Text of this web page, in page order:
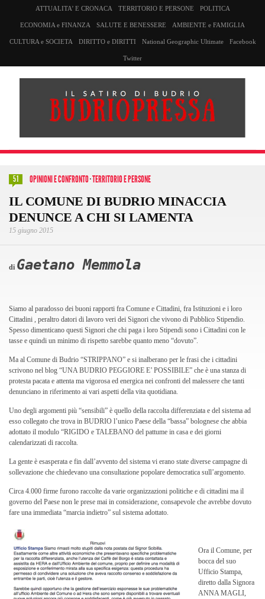
ATTUALITA’ E CRONACA TERRITORIO E PERSONE POLITICA
ECONOMIA e FINANZA SALUTE E BENESSERE AMBIENTE e FAMIGLIA
CULTURA e SOCIETA DIRITTO e DIRITTI National Geographic Ultimate Facebook
Twitter
51 OPINIONI E CONFRONTO·TERRITORIO E PERSONE
IL COMUNE DI BUDRIO MINACCIA
DENUNCE A CHI SI LAMENTA
15 giugno 2015
di Gaetano Memmola
Siamo al paradosso dei buoni rapporti fra Comune e Cittadini, fra Istituzioni e i loro
Cittadini , peraltro datori di lavoro veri dei Signori che vivono di Pubblico Stipendio.
Spesso dimenticano questi Signori che chi paga i loro Stipendi sono i Cittadini con le
tasse e quindi un minimo di rispetto sarebbe quanto meno “dovuto”.
Ma al Comune di Budrio “STRIPPANO” e si inalberano per le frasi che i cittadini
scrivono nel blog “UNA BUDRIO PEGGIORE E’ POSSIBILE” che è una stanza di
protesta pacata e attenta ma vigorosa ed energica nei confronti del malessere che tanti
denunciano in riferimento ai vari aspetti della vita quotidiana.
Uno degli argomenti più “sensibili” è quello della raccolta differenziata e del sistema ad
esso collegato che trova in BUDRIO l’unico Paese della “bassa” bolognese che abbia
adottato il modulo “RIGIDO e TALEBANO del pattume in casa e dei giorni
calendarizzati di raccolta.
La gente è esasperata e fin dall’avvento del sistema vi erano state diverse campagne di
sollevazione che chiedevano una consultazione popolare democratica sull’argomento.
Circa 4.000 firme furono raccolte da varie organizzazioni politiche e di cittadini ma il
governo del Paese non le prese mai in considerazione, consapevole che avrebbe dovuto
fare una immediata “marcia indietro” sul sistema adottato.
Ora il Comune, per
bocca del suo
Ufficio Stampa,
diretto dalla Signora
ANNA MAGLI,